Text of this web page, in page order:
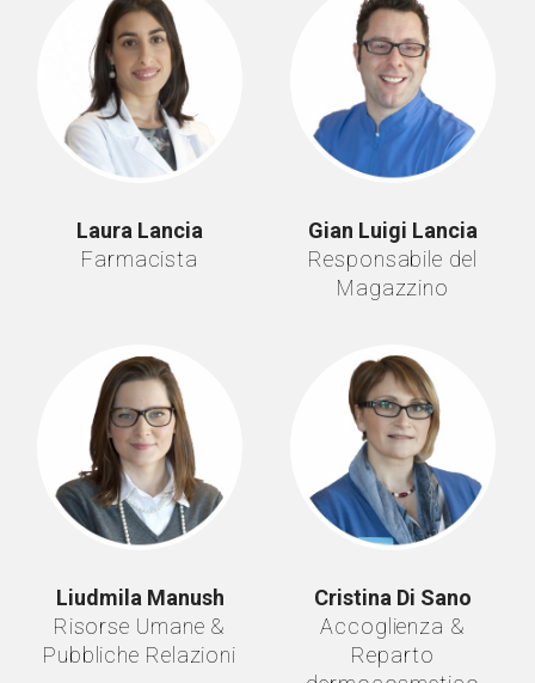
Laura Lancia
Farmacista
Gian Luigi Lancia
Responsabile del
Magazzino
Liudmila Manush
Risorse Umane &
Pubbliche Relazioni
Cristina Di Sano
Accoglienza &
Reparto